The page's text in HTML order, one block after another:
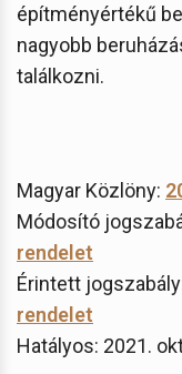
építményértékű
nagyobb
találkozni.
Magyar Közlöny:
Módosító
rendelet
Érintett
rendelet
Hatályos: 2021.